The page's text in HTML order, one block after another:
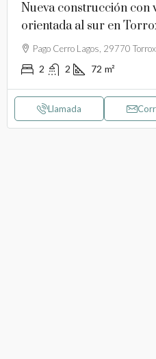
Nueva construcción con
orientada al sur en
Pago Cerro Lagos, 29770
2 2 72 m²
Llamada